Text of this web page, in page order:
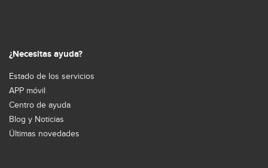
¿Necesitas ayuda?
Estado de los servicios
APP móvil
Centro de ayuda
Blog y Noticias
Últimas novedades